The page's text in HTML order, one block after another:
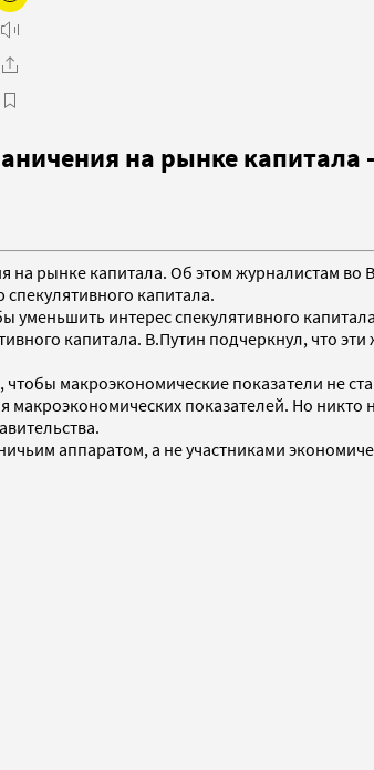
на рынке капитала
на рынке капитала. Об этом журналистам
капитала.
интерес спекулятивного
капитала. В.Путин подчеркнул, что
макроэкономические показатели не
показателей. Но никто
аппаратом, а не участниками